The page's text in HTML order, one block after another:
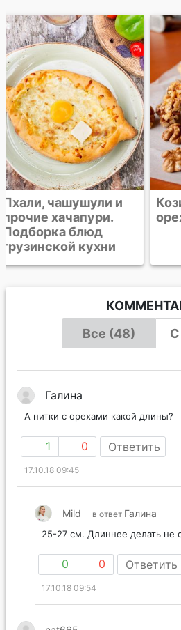
Козинаки из грецких
орехов
Все (48)
С
Галина
А нитки с орехами какой длины?
1 0 Ответить
17.10.18 09:45
Mild в ответ Галина
25-27 см. Длиннее делать не
0 0 Ответить
17.10.18 09:54